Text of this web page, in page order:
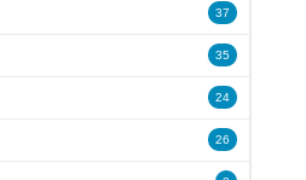
37
35
24
26